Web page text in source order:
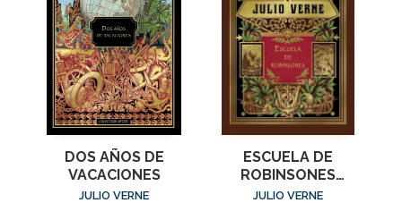
DOS AÑOS DE
VACACIONES
JULIO VERNE
ESCUELA DE
ROBINSONES
(HETZEL)
JULIO VERNE